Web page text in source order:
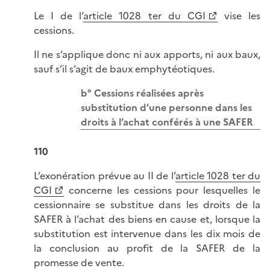
Le I de l’article 1028 ter du CGI
vise les
cessions.
Il ne s’applique donc ni aux apports, ni aux baux,
sauf s’il s’agit de baux emphytéotiques.
b° Cessions réalisées après
substitution d’une personne dans les
droits à l’achat conférés à une SAFER
110
L’exonération prévue au II de l’article 1028 ter du
CGI
concerne les cessions pour lesquelles le
cessionnaire se substitue dans les droits de la
SAFER à l’achat des biens en cause et, lorsque la
substitution est intervenue dans les dix mois de
la conclusion au profit de la SAFER de la
promesse de vente.